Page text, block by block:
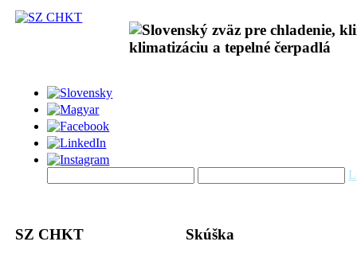
SZ CHKT Skúška